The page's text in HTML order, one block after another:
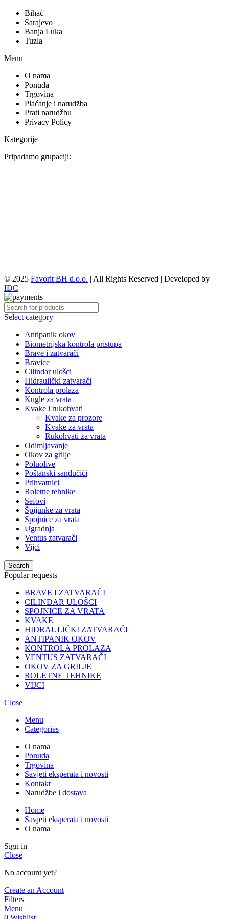
Bihać
Sarajevo
Banja Luka
Tuzla
Menu
O nama
Ponuda
Trgovina
Plaćanje i narudžba
Prati narudžbu
Privacy Policy
Kategorije
Pripadamo grupaciji:
© 2025 Favorit BH d.o.o. | All Rights Reserved | Developed by
IDC
Select category
Antipanik okov
Biometrijska kontrola pristupa
Brave i zatvarači
Bravice
Cilindar ulošci
Hidraulički zatvarači
Kontrola prolaza
Kugle za vrata
Kvake i rukohvati
Kvake za prozore
Kvake za vrata
Rukohvati za vrata
Odimljavanje
Okov za grilje
Poluolive
Poštanski sandučići
Prihvatnici
Roletne tehnike
Sefovi
Špijunke za vrata
Spojnice za vrata
Ugradnja
Ventus zatvarači
Vijci
Search
Popular requests
BRAVE I ZATVARAČI
CILINDAR ULOŠCI
SPOJNICE ZA VRATA
KVAKE
HIDRAULIČKI ZATVARAČI
ANTIPANIK OKOV
KONTROLA PROLAZA
VENTUS ZATVARAČI
OKOV ZA GRILJE
ROLETNE TEHNIKE
VIJCI
Close
Menu
Categories
O nama
Ponuda
Trgovina
Savjeti eksperata i novosti
Kontakt
Narudžbe i dostava
Home
Savjeti eksperata i novosti
O nama
Sign in
Close
No account yet?
Create an Account
Filters
Menu